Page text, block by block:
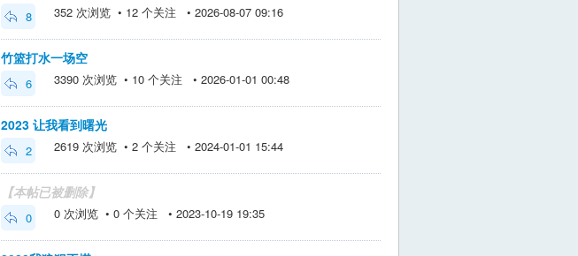
8 352 次浏览 • 12 个关注 • 2026-08-07 09:16
竹篮打水一场空
6 3390 次浏览 • 10 个关注 • 2026-01-01 00:48
2023 让我看到曙光
2 2619 次浏览 • 2 个关注 • 2024-01-01 15:44
【本帖已被删除】
0 0 次浏览 • 0 个关注 • 2023-10-19 19:35